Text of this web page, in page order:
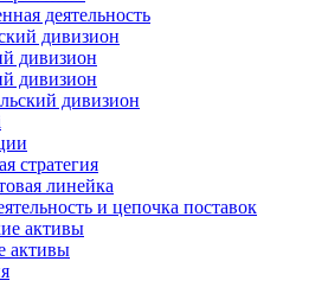
деятельность
дивизион
дивизион
дивизион
дивизион
стратегия
линейка
и цепочка поставок
активы
активы